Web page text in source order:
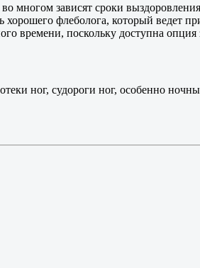
многом зависят сроки
флеболога, который ведет
времени, поскольку доступна
ног, судороги ног, особенно